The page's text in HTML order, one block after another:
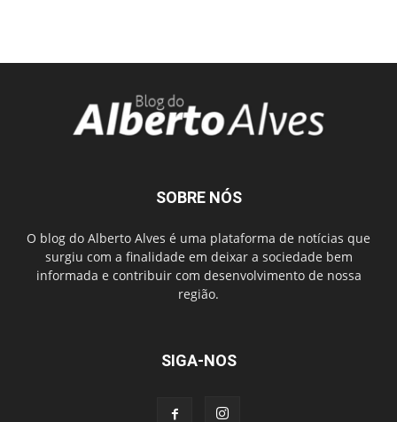
SOBRE NÓS
O blog do Alberto Alves é uma plataforma de notícias que
surgiu com a finalidade em deixar a sociedade bem
informada e contribuir com desenvolvimento de nossa
região.
SIGA-NOS